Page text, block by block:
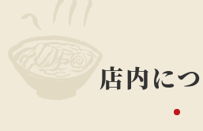
店内に